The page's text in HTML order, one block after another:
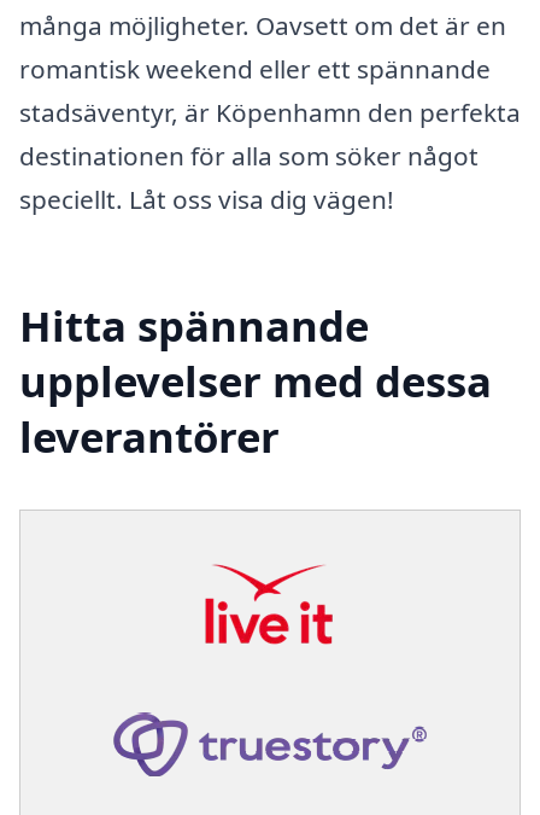
många möjligheter. Oavsett om det är en
romantisk weekend eller ett spännande
stadsäventyr, är Köpenhamn den perfekta
destinationen för alla som söker något
speciellt. Låt oss visa dig vägen!
Hitta spännande
upplevelser med dessa
leverantörer